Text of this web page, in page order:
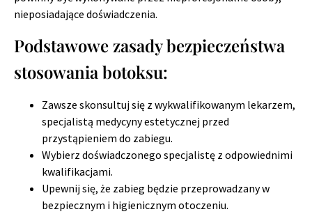
nieposiadające doświadczenia.
Podstawowe zasady bezpieczeństwa
stosowania botoksu:
Zawsze skonsultuj się z wykwalifikowanym lekarzem,
specjalistą medycyny estetycznej przed
przystąpieniem do zabiegu.
Wybierz doświadczonego specjalistę z odpowiednimi
kwalifikacjami.
Upewnij się, że zabieg będzie przeprowadzany w
bezpiecznym i higienicznym otoczeniu.